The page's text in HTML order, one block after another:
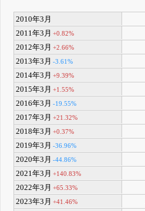
2010年3月
2011年3月 +0.82%
2012年3月 +2.66%
2013年3月 -3.61%
2014年3月 +9.39%
2015年3月 +1.55%
2016年3月 -19.55%
2017年3月 +21.32%
2018年3月 +0.37%
2019年3月 -36.96%
2020年3月 -44.86%
2021年3月 +140.83%
2022年3月 +65.33%
2023年3月 +41.46%